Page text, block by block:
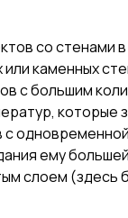
со стенами
каменных
с большим
ему
слоем